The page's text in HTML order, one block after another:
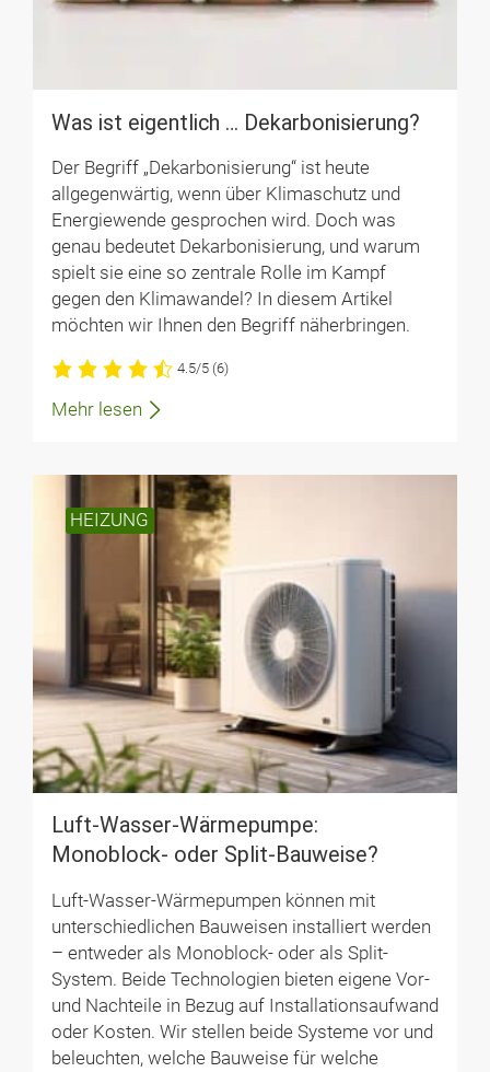
Was ist eigentlich … Dekarbonisierung?
Der Begriff „Dekarbonisierung“ ist heute
allgegenwärtig, wenn über Klimaschutz und
Energiewende gesprochen wird. Doch was
genau bedeutet Dekarbonisierung, und warum
spielt sie eine so zentrale Rolle im Kampf
gegen den Klimawandel? In diesem Artikel
möchten wir Ihnen den Begriff näherbringen.
4.5/5 (6)
Mehr lesen
HEIZUNG
Luft-Wasser-Wärmepumpe:
Monoblock- oder Split-Bauweise?
Luft-Wasser-Wärmepumpen können mit
unterschiedlichen Bauweisen installiert werden
– entweder als Monoblock- oder als Split-
System. Beide Technologien bieten eigene Vor-
und Nachteile in Bezug auf Installationsaufwand
oder Kosten. Wir stellen beide Systeme vor und
beleuchten, welche Bauweise für welche